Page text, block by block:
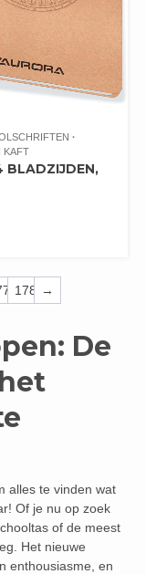
KAFT
BLADZIJDEN,
178 →
De
alles te vinden wat
Of je nu op zoek
of de meest
Het nieuwe
enthousiasme, en